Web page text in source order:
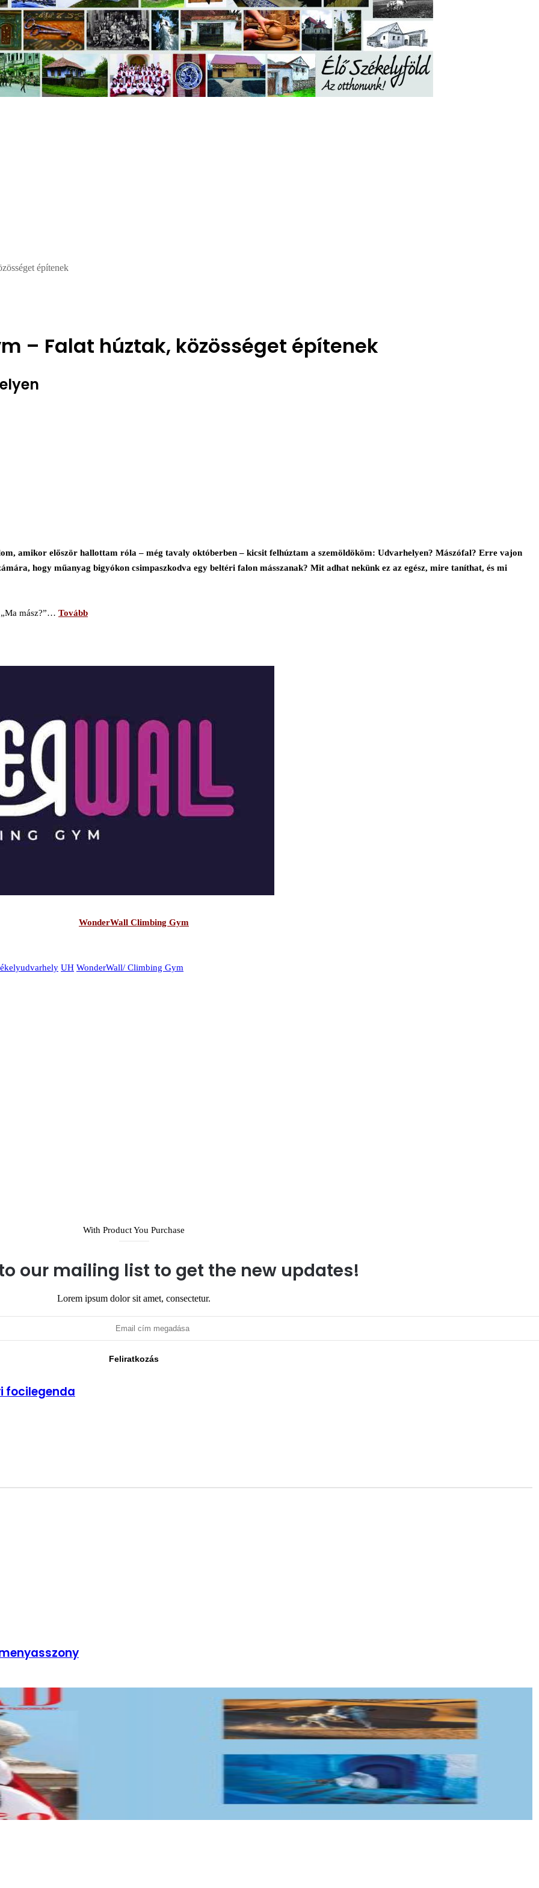
építenek
– Falat húztak, közösséget építenek
amikor először hallottam róla – még tavaly októberben – kicsit felhúztam a szemöldököm: Udvarhelyen? Mászófal? Erre vajon
hogy műanyag bigyókon csimpaszkodva egy beltéri falon másszanak? Mit adhat nekünk ez az egész, mire taníthat, és mi
mász?”… Tovább
WonderWall Climbing Gym
UH WonderWall/ Climbing Gym
With Product You Purchase
our mailing list to get the new updates!
Lorem ipsum dolor sit amet, consectetur.
focilegenda